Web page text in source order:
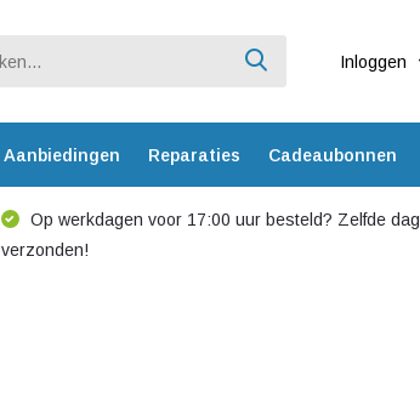
Inloggen
Aanbiedingen Reparaties Cadeaubonnen
Op werkdagen voor 17:00 uur besteld? Zelfde dag
verzonden!